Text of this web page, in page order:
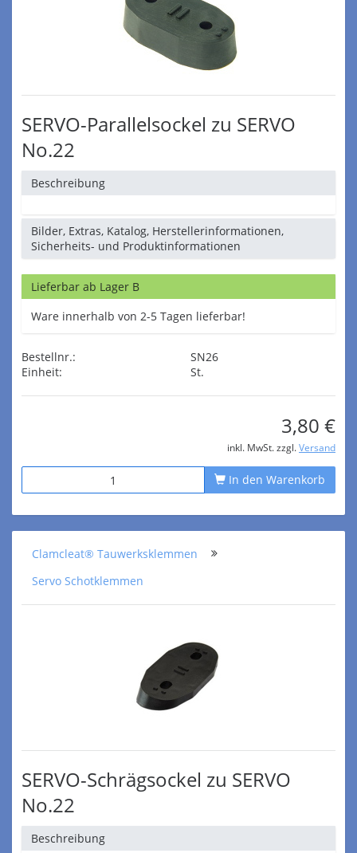
SERVO-Parallelsockel zu SERVO
No.22
Beschreibung
Bilder, Extras, Katalog, Herstellerinformationen,
Sicherheits- und Produktinformationen
Lieferbar ab Lager B
Ware innerhalb von 2-5 Tagen lieferbar!
Bestellnr.:
SN26
Einheit:
St.
3,80 €
inkl. MwSt. zzgl. Versand
In den Warenkorb
Clamcleat® Tauwerksklemmen
Servo Schotklemmen
SERVO-Schrägsockel zu SERVO
No.22
Beschreibung